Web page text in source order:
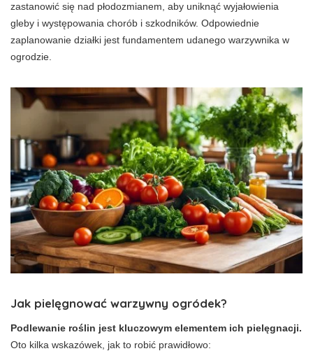
zastanowić się nad płodozmianem, aby uniknąć wyjałowienia
gleby i występowania chorób i szkodników. Odpowiednie
zaplanowanie działki jest fundamentem udanego warzywnika w
ogrodzie.
Jak pielęgnować warzywny ogródek?
Podlewanie roślin jest kluczowym elementem ich pielęgnacji.
Oto kilka wskazówek, jak to robić prawidłowo: